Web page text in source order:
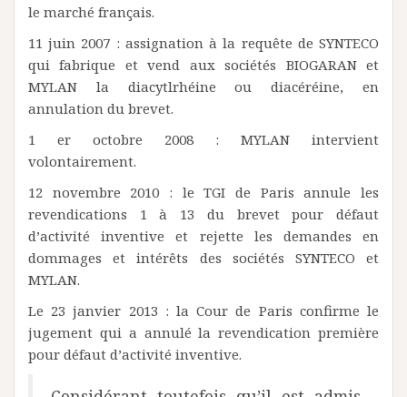
le marché français.
11 juin 2007 : assignation à la requête de SYNTECO
qui fabrique et vend aux sociétés BIOGARAN et
MYLAN la diacytlrhéine ou diacéréine, en
annulation du brevet.
1 er octobre 2008 : MYLAN intervient
volontairement.
12 novembre 2010 : le TGI de Paris annule les
revendications 1 à 13 du brevet pour défaut
d’activité inventive et rejette les demandes en
dommages et intérêts des sociétés SYNTECO et
MYLAN.
Le 23 janvier 2013 : la Cour de Paris confirme le
jugement qui a annulé la revendication première
pour défaut d’activité inventive.